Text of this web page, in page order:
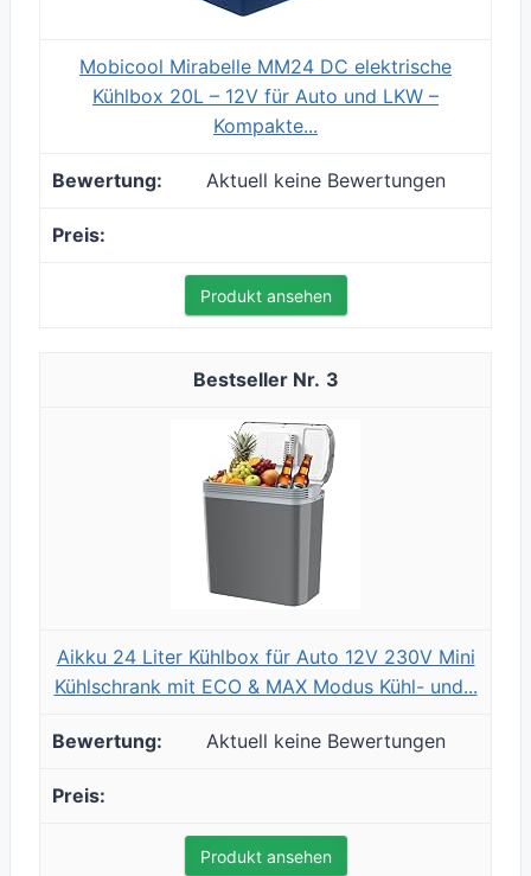
Mobicool Mirabelle MM24 DC elektrische
Kühlbox 20L – 12V für Auto und LKW –
Kompakte...
Aktuell keine Bewertungen
Produkt ansehen
3
Aikku 24 Liter Kühlbox für Auto 12V 230V Mini
Kühlschrank mit ECO & MAX Modus Kühl- und...
Aktuell keine Bewertungen
Produkt ansehen